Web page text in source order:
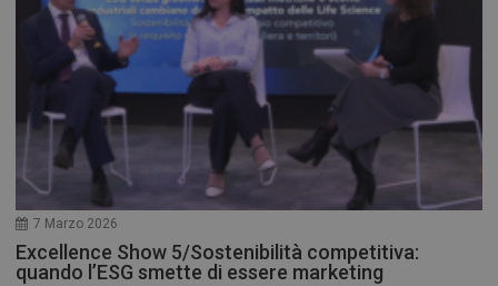
7 Marzo 2026
Excellence Show 5/Sostenibilità competitiva:
quando l’ESG smette di essere marketing